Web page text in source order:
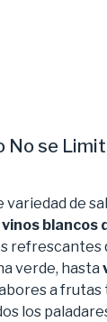
No se
variedad de
blancos
refrescantes
verde, hasta
a frutas
los